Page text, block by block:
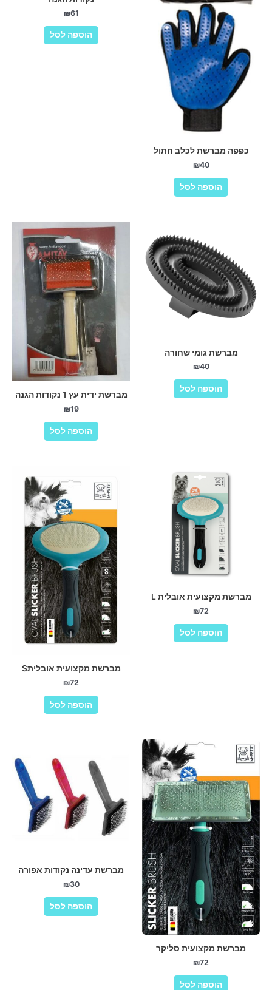
כפפה מברשת לכלב חתול
₪40
הוספה לסל
₪61
הוספה לסל
מברשת גומי שחורה
₪40
הוספה לסל
מברשת ידית עץ 1 נקודות הגנה
₪19
הוספה לסל
מברשת מקצועית אובלית L
₪72
הוספה לסל
מברשת מקצועית אובליתS
₪72
הוספה לסל
מברשת מקצועית סליקר
₪72
הוספה לסל
מברשת עדינה נקודות אפורה
₪30
הוספה לסל